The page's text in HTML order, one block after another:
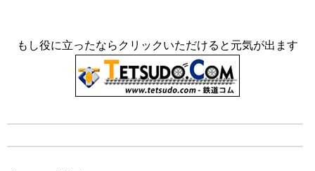
もし役に立ったならクリックいただけると元気が出ます